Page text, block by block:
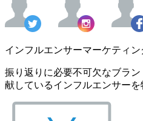
インフルエンサーマーケティ
振り返りに必要不可欠なブラ
献しているインフルエンサー